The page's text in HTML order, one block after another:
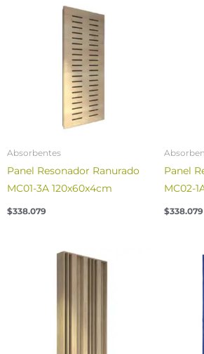
Absorbentes
Panel Resonador Ranurado
MC01-3A 120x60x4cm
$338.079
Panel
MC02-
$338.079